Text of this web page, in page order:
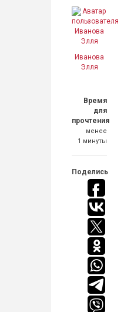
Иванова
Элля
Время
для
прочтения
менее
1 минуты
Поделись